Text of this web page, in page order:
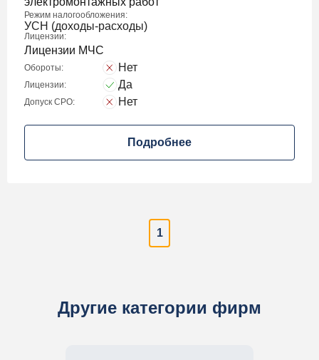
Режим налогообложения:
УСН (доходы-расходы)
Лицензии:
Лицензии МЧС
Обороты: Нет
Лицензии: Да
Допуск СРО: Нет
Подробнее
1
Другие категории фирм